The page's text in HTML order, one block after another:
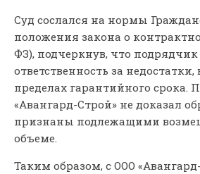
Суд сослался на нормы
положения закона о
ФЗ), подчеркнув, что подрядчик
ответственность за
пределах гарантийного срока.
«Авангард-Строй» не доказал
признаны подлежащими
объеме.
Таким образом, с ООО